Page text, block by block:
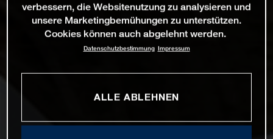
verbessern, die Websitenutzung zu analysieren und
unsere Marketingbemühungen zu unterstützen.
Cookies können auch abgelehnt werden.
Datenschutzbestimmung Impressum
ALLE ABLEHNEN